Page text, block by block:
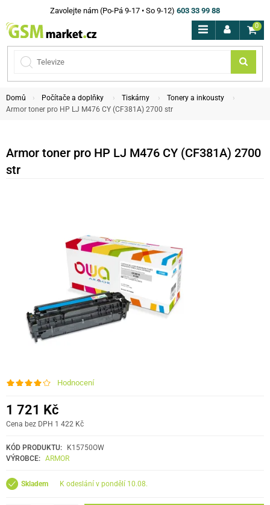
Zavolejte nám (Po-Pá 9-17 • So 9-12) 603 33 99 88
0
Domů Počítače a doplňky Tiskárny
Tonery a inkousty
Armor toner pro HP LJ M476 CY (CF381A) 2700 str
Armor toner pro HP LJ M476 CY (CF381A) 2700
str
Hodnocení
1 721 Kč
Cena bez DPH 1 422 Kč
KÓD PRODUKTU:
K15750OW
VÝROBCE: ARMOR
Skladem k odeslání v pondělí 10.08.